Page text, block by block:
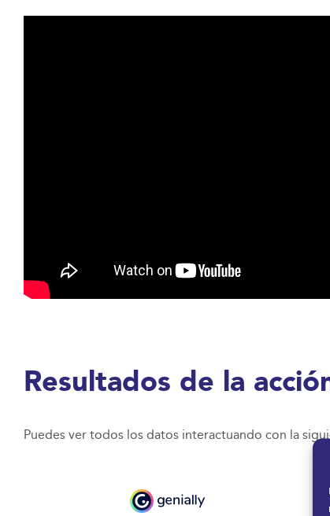
Resultados de la
Puedes ver todos los datos interactuando con la